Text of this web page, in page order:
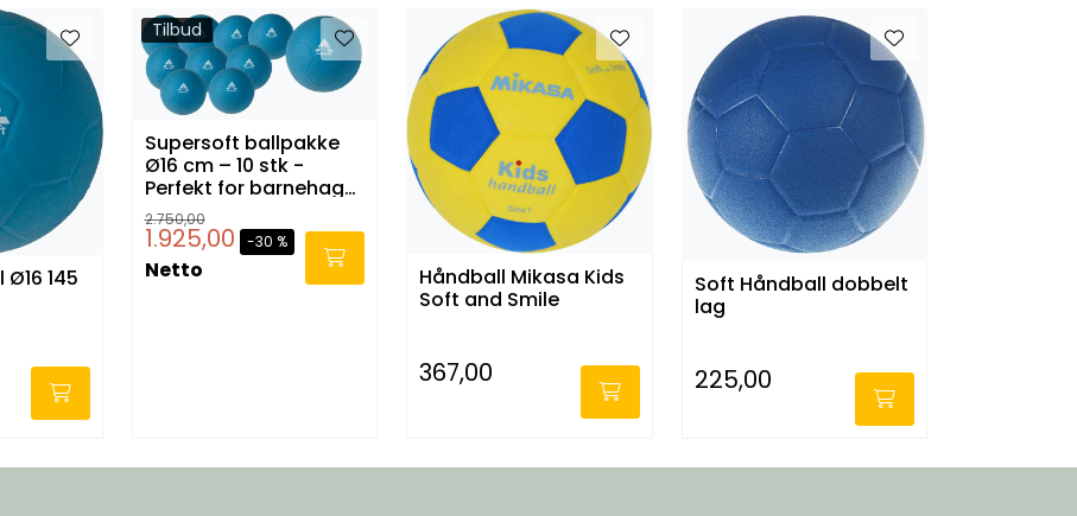
145
Tilbud
Supersoft ballpakke
Ø16 cm – 10 stk -
Perfekt for barnehage
og skole
2.750,00
1.925,00 -30 %
Netto
Håndball Mikasa Kids
Soft and Smile
367,00
Soft Håndball dobbelt
lag
225,00